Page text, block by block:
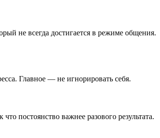
не всегда достигается в режиме общения.
Главное — не игнорировать себя.
постоянство важнее разового результата.